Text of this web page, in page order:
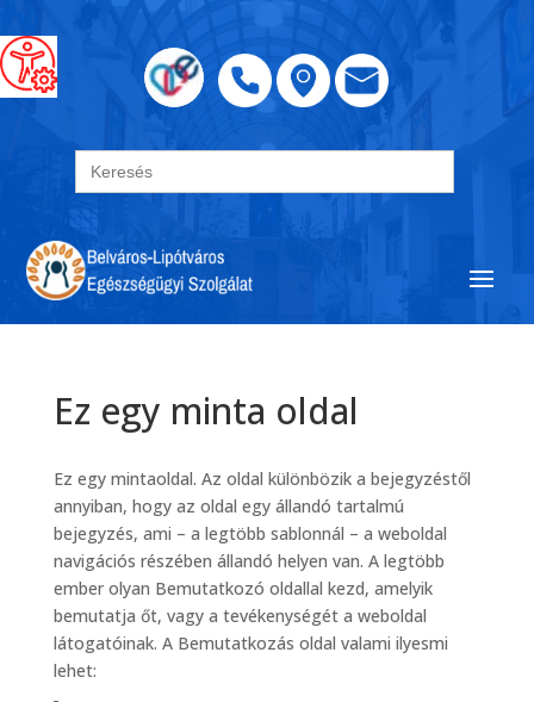
Search
for:
Ez egy minta oldal
Ez egy mintaoldal. Az oldal különbözik a bejegyzéstől
annyiban, hogy az oldal egy állandó tartalmú
bejegyzés, ami – a legtöbb sablonnál – a weboldal
navigációs részében állandó helyen van. A legtöbb
ember olyan Bemutatkozó oldallal kezd, amelyik
bemutatja őt, vagy a tevékenységét a weboldal
látogatóinak. A Bemutatkozás oldal valami ilyesmi
lehet: